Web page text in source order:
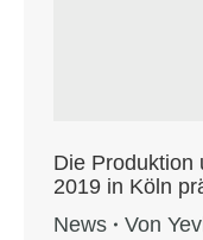
Die Produktion
2019 in Köln
News
Von